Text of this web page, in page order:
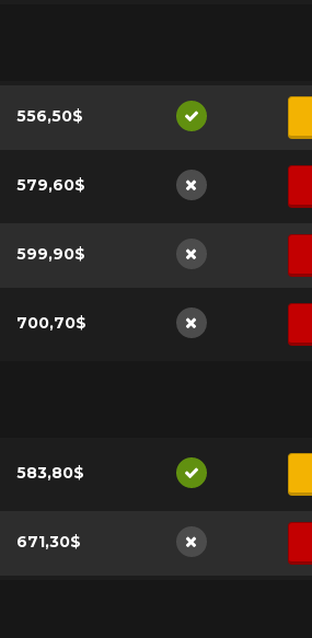
556,50$
Disponible
579,60$
Non disponible
599,90$
Non disponible
700,70$
Non disponible
583,80$
Disponible
671,30$
Non disponible